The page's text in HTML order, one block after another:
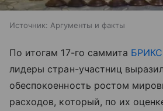
Источник: Аргументы и факты
По итогам 17-го саммита БРИКС
лидеры стран-участниц
обеспокоенность ростом
расходов, который, по их